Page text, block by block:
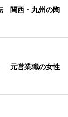
関西・九州の陶
元営業職の女性